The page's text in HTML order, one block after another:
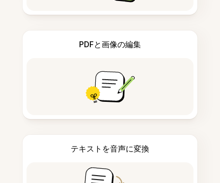
PDFと画像の編集
テキストを音声に変換